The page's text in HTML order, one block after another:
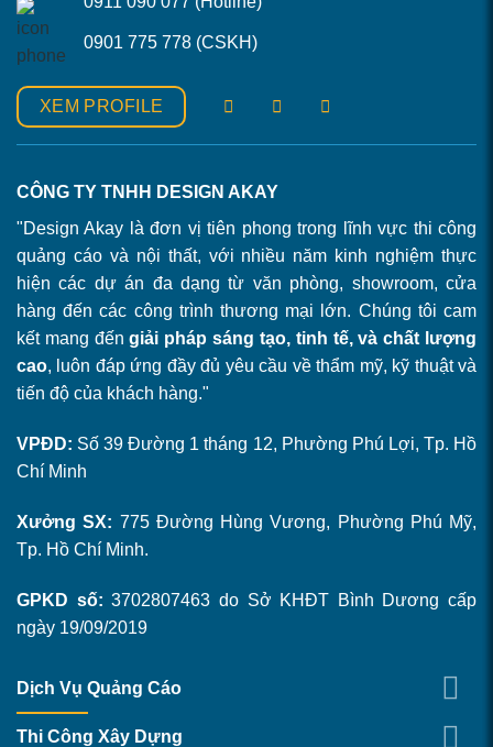
0901 775 778 (CSKH)
XEM PROFILE
CÔNG TY TNHH DESIGN AKAY
"Design Akay là đơn vị tiên phong trong lĩnh vực thi công
quảng cáo và nội thất, với nhiều năm kinh nghiệm thực
hiện các dự án đa dạng từ văn phòng, showroom, cửa
hàng đến các công trình thương mại lớn. Chúng tôi cam
kết mang đếngiải pháp sáng tạo, tinh tế, và chất lượng
cao, luôn đáp ứng đầy đủ yêu cầu về thẩm mỹ, kỹ thuật và
tiến độ của khách hàng."
VPĐD: Số 39 Đường 1 tháng 12, Phường Phú Lợi, Tp. Hồ
Chí Minh
Xưởng SX: 775 Đường Hùng Vương, Phường Phú Mỹ,
Tp. Hồ Chí Minh.
GPKD số: 3702807463 do Sở KHĐT Bình Dương cấp
ngày 19/09/2019
Dịch Vụ Quảng Cáo
Thi Công Xây Dựng